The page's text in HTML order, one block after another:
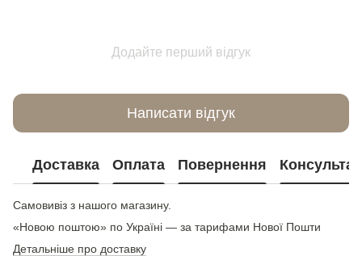
Додайте перший відгук
Написати відгук
Доставка Оплата Повернення
Самовивіз з нашого магазину.
«Новою поштою» по Україні — за тарифами Нової Пошти
Детальніше про доставку